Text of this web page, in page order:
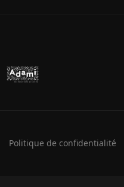
Politique de confidentialité